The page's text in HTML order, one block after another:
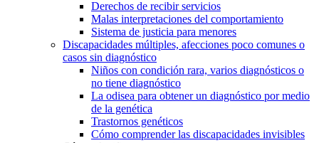
Derechos de recibir servicios
Malas interpretaciones del comportamiento
Sistema de justicia para menores
Discapacidades múltiples, afecciones poco comunes o
casos sin diagnóstico
Niños con condición rara, varios diagnósticos o
no tiene diagnóstico
La odisea para obtener un diagnóstico por medio
de la genética
Trastornos genéticos
Cómo comprender las discapacidades invisibles